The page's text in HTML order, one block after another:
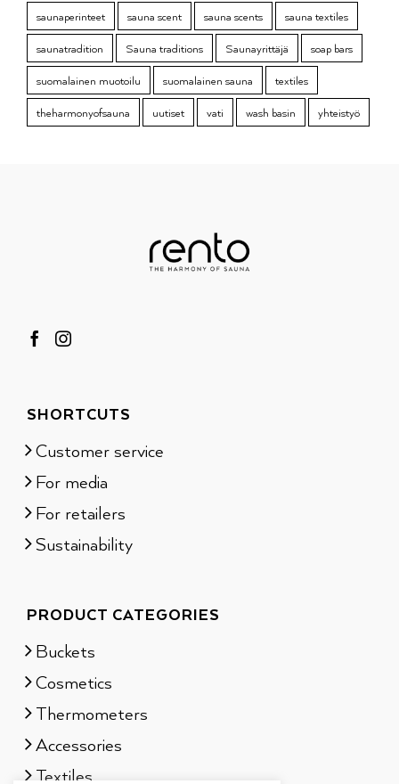
saunaperinteet
sauna scent sauna scents
sauna textiles
saunatradition
Sauna traditions Saunayrittäjä
soap bars
suomalainen muotoilu
suomalainen sauna
textiles
theharmonyofsauna
uutiset vati wash basin yhteistyö
SHORTCUTS
Customer service
For media
For retailers
Sustainability
PRODUCT CATEGORIES
Buckets
Cosmetics
Thermometers
Accessories
Textiles